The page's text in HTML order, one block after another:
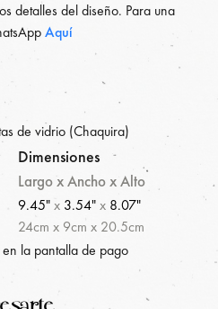
detalles del diseño. Para una
Aquí
de vidrio (Chaquira)
Dimensiones
Largo x Ancho x Alto
9.45"x 3.54"x 8.07"
24cm x 9cm x 20.5cm
la pantalla de pago